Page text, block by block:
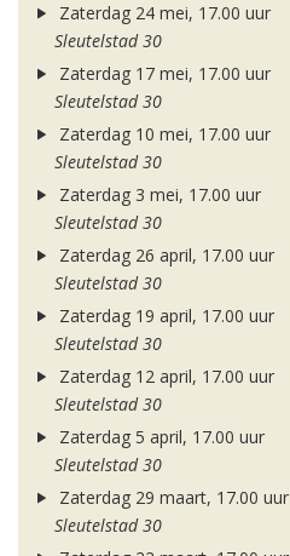
Zaterdag 24 mei, 17.00 uur
Sleutelstad 30
Zaterdag 17 mei, 17.00 uur
Sleutelstad 30
Zaterdag 10 mei, 17.00 uur
Sleutelstad 30
Zaterdag 3 mei, 17.00 uur
Sleutelstad 30
Zaterdag 26 april, 17.00 uur
Sleutelstad 30
Zaterdag 19 april, 17.00 uur
Sleutelstad 30
Zaterdag 12 april, 17.00 uur
Sleutelstad 30
Zaterdag 5 april, 17.00 uur
Sleutelstad 30
Zaterdag 29 maart, 17.00 uur
Sleutelstad 30